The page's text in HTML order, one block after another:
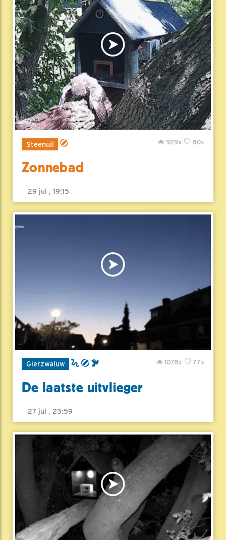
Steenuil 80x
929x
Zonnebad
29 jul , 19:15
Gierzwaluw 77x
1078x
De laatste uitvlieger
27 jul , 23:59